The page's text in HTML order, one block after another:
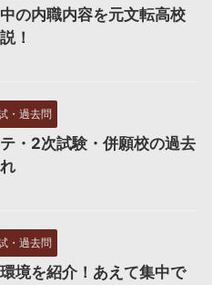
の内職内容を元文転高校
！
・過去問
・2次試験・併願校の過去
・過去問
境を紹介！あえて集中で